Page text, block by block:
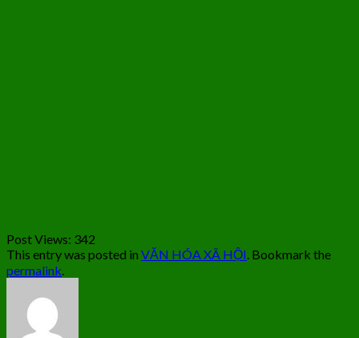
Post Views: 342
This entry was posted in VĂN HÓA XÃ HỘI. Bookmark the
permalink.